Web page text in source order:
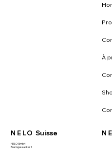
À
NELO Suisse
NELO GmbH
Brunngassacker 1